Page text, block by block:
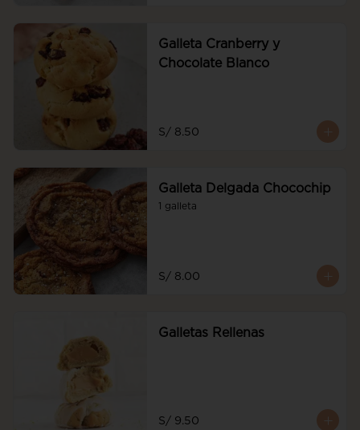
Galleta Cranberry y
Chocolate Blanco
S/ 8.50
Galleta Delgada Chocochip
1 galleta
S/ 8.00
Galletas Rellenas
S/ 9.50